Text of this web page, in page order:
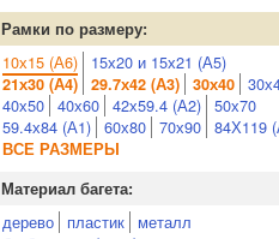
Рамки по размеру:
10х15 (А6) 15х20 и 15х21 (А5)
21х30 (А4) 29.7х42 (А3) 30х40
40х50 40х60 42х59.4 (А2) 50х70
59.4х84 (А1) 60х80 70х90 84Х119
ВСЕ РАЗМЕРЫ
Материал багета:
дерево пластик
металл